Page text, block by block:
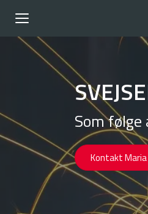
Toggle
Som følge
Kontakt